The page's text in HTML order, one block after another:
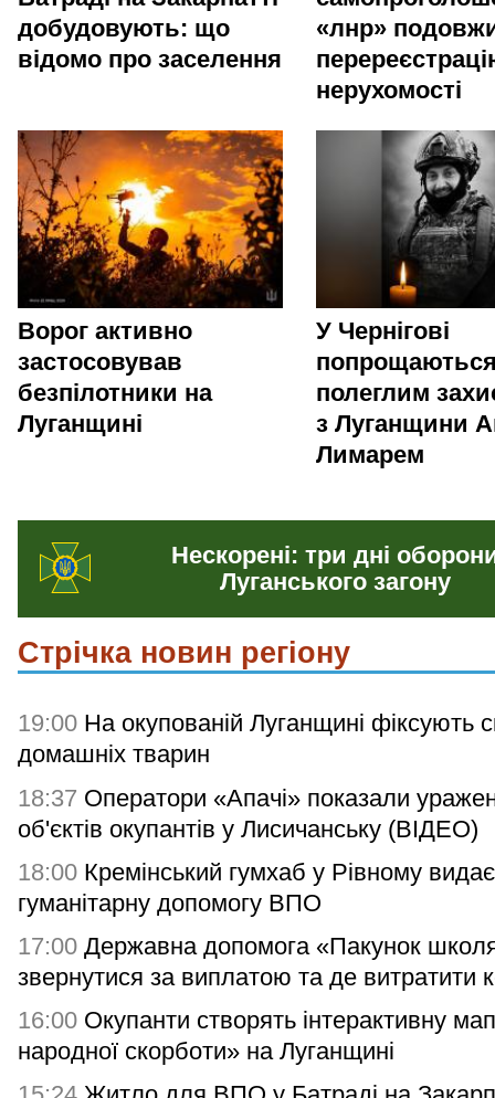
добудовують: що
відомо про заселення
«лнр»
нерухомості
Ворог активно
застосовував
безпілотники на
Луганщині
У Чернігові
полеглим
з Луганщини
Лимарем
Нескорені: три дні
Луганського загону
Стрічка новин регіону
19:00 На окупованій Луганщині фіксують
домашніх тварин
18:37 Оператори «Апачі» показали
об'єктів окупантів у Лисичанську (ВІДЕО)
18:00 Кремінський гумхаб у Рівному видає
гуманітарну допомогу ВПО
17:00 Державна допомога «Пакунок
звернутися за виплатою та де витратити
16:00 Окупанти створять інтерактивну
народної скорботи» на Луганщині